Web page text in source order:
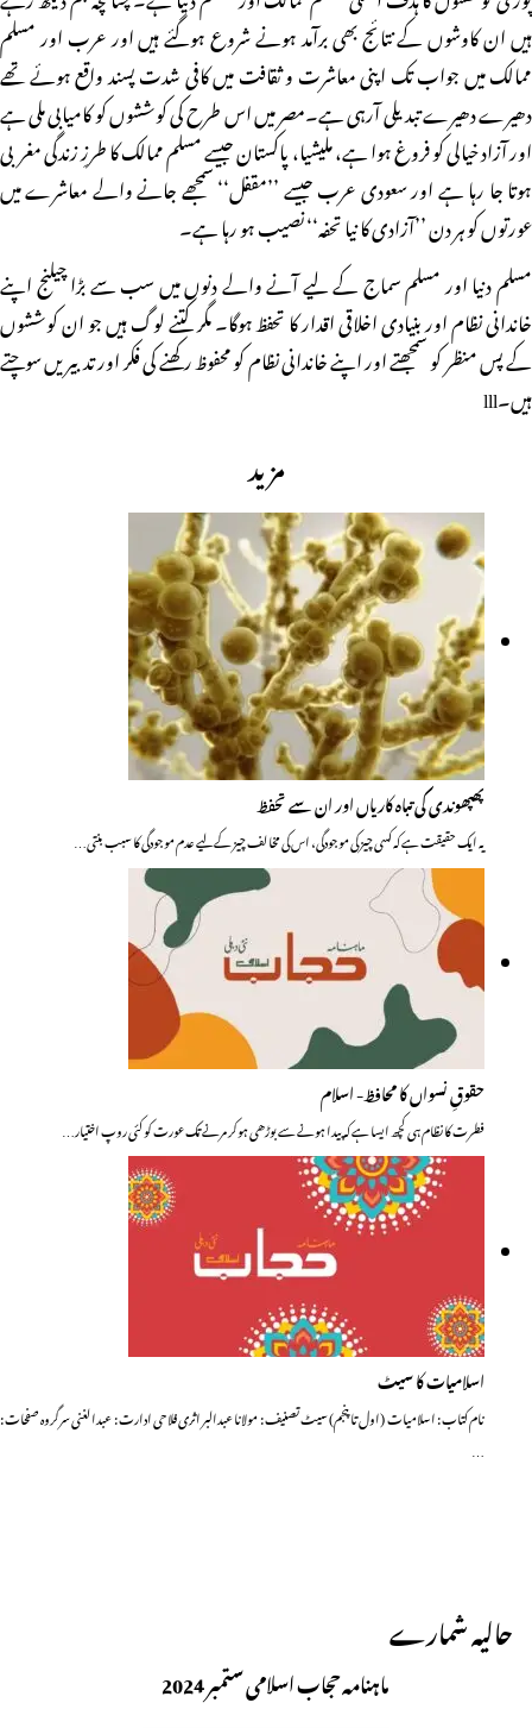
ہیں ان کاوشوں کے نتائج بھی برآمد ہونے شروع ہوگئے ہیں اور عرب اور مسلم
ممالک میں جواب تک اپنی معاشرت و ثقافت میں کافی شدت پسند واقع ہوئے تھے
دھیرے دھیرے تبدیلی آرہی ہے۔مصر میں اس طرح کی کوششوں کو کامیابی ملی ہے
اور آزاد خیالی کو فروغ ہوا ہے، ملیشیا، پاکستان جیسے مسلم ممالک کا طرزِ زندگی مغربی
ہوتا جا رہا ہے اور سعودی عرب جیسے ’’مقفل‘‘ سمجھے جانے والے معاشرے میں
عورتوں کو ہر دن ’’آزادی کا نیا تحفہ‘‘ نصیب ہو رہا ہے۔
مسلم دنیا اور مسلم سماج کے لیے آنے والے دنوں میں سب سے بڑا چیلنج اپنے
خاندانی نظام اور بنیادی اخلاقی اقدار کا تحفظ ہوگا۔ مگر کتنے لوگ ہیں جو ان کوششوں
کے پس منظر کو سمجھتے اور اپنے خاندانی نظام کو محفوظ رکھنے کی فکر اور تدبیریں سوچتے
ہیں۔lll
مزید
پھپھوندی کی تباہ کاریاں اور ان سے تحفظ
یہ ایک حقیقت ہے کہ کسی چیز کی موجودگی، اس کی مخالف چیز کے لیے عدم موجودگی کا سبب بنتی…
حقوقِ نسواں کا محافظ- اسلام
فطرت کا نظام ہی کچھ ایسا ہے کہ پیدا ہونے سے بوڑھی ہوکر مرنے تک عورت کو کئی روپ اختیار…
اسلامیات کا سیٹ
نام کتاب : اسلامیات (اول تا پنجم) سیٹ تصنیف : مولانا عبدالبر اثری فلاحی ادارت : عبدالغنی سرگروہ صفحات :
…
حالیہ شمارے
ماہنامہ حجاب اسلامی ستمبر 2024